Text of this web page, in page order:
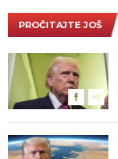
PROČITAJTE JOŠ